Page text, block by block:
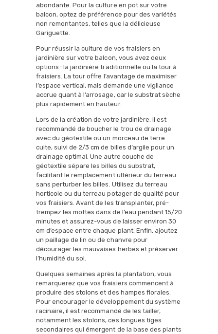
abondante. Pour la culture en pot sur votre
balcon, optez de préférence pour des variétés
non remontantes, telles que la délicieuse
Gariguette.
Pour réussir la culture de vos fraisiers en
jardinière sur votre balcon, vous avez deux
options : la jardinière traditionnelle ou la tour à
fraisiers. La tour offre l’avantage de maximiser
l’espace vertical, mais demande une vigilance
accrue quant à l’arrosage, car le substrat sèche
plus rapidement en hauteur.
Lors de la création de votre jardinière, il est
recommandé de boucher le trou de drainage
avec du géotextile ou un morceau de terre
cuite, suivi de 2/3 cm de billes d’argile pour un
drainage optimal. Une autre couche de
géotextile sépare les billes du substrat,
facilitant le remplacement ultérieur du terreau
sans perturber les billes. Utilisez du terreau
horticole ou du terreau potager de qualité pour
vos fraisiers. Avant de les transplanter, pré-
trempez les mottes dans de l’eau pendant 15/20
minutes et assurez-vous de laisser environ 30
cm d’espace entre chaque plant. Enfin, ajoutez
un paillage de lin ou de chanvre pour
décourager les mauvaises herbes et préserver
l’humidité du sol.
Quelques semaines après la plantation, vous
remarquerez que vos fraisiers commencent à
produire des stolons et des hampes florales.
Pour encourager le développement du système
racinaire, il est recommandé de les tailler,
notamment les stolons, ces longues tiges
secondaires qui émergent de la base des plants